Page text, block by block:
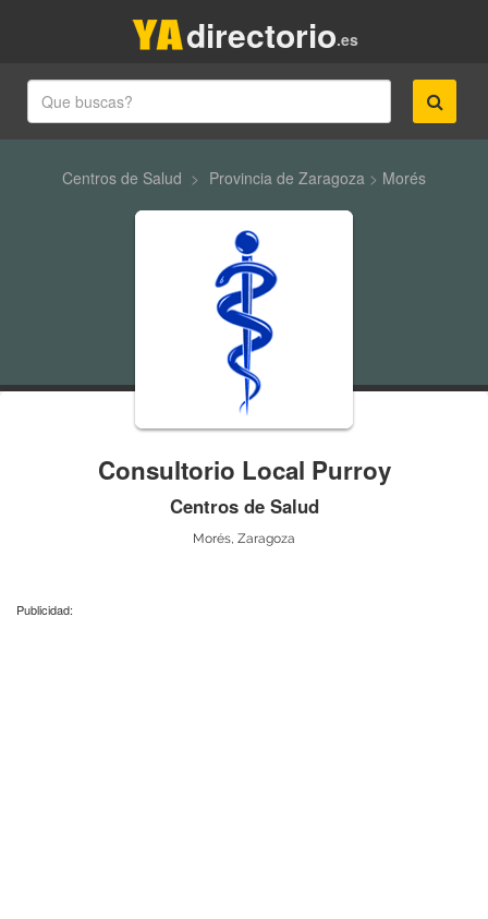
.es
directorio
Centros de Salud > Provincia de Zaragoza > Morés
Consultorio Local Purroy
Centros de Salud
Morés, Zaragoza
Publicidad: